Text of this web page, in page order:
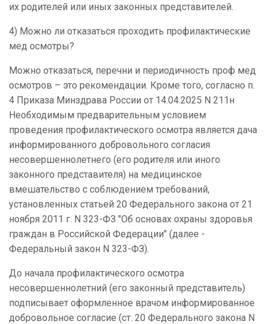
их родителей или иных законных представителей.
4) Можно ли отказаться проходить профилактические
мед осмотры?
Можно отказаться, перечни и периодичность проф мед
осмотров – это рекомендации. Кроме того, согласно п.
4 Приказа Минздрава России от 14.04.2025 N 211н
Необходимым предварительным условием
проведения профилактического осмотра является дача
информированного добровольного согласия
несовершеннолетнего (его родителя или иного
законного представителя) на медицинское
вмешательство с соблюдением требований,
установленных статьей 20 Федерального закона от 21
ноября 2011 г. N 323-ФЗ "Об основах охраны здоровья
граждан в Российской Федерации" (далее -
Федеральный закон N 323-ФЗ).
До начала профилактического осмотра
несовершеннолетний (его законный представитель)
подписывает оформленное врачом информированное
добровольное согласие (ст. 20 Федерального закона N